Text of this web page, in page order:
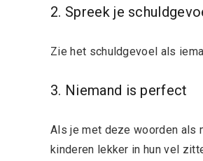
2. Spreek je
Zie het schuldgevoel als
3. Niemand is perfect
Als je met deze woorden als
kinderen lekker in hun vel